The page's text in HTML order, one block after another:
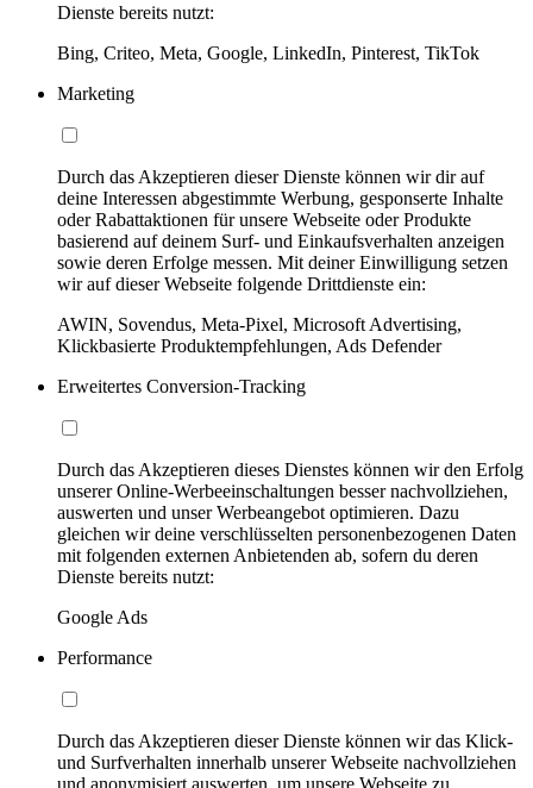
Dienste bereits nutzt:
Bing, Criteo, Meta, Google, LinkedIn, Pinterest, TikTok
Marketing
Durch das Akzeptieren dieser Dienste können wir dir auf
deine Interessen abgestimmte Werbung, gesponserte Inhalte
oder Rabattaktionen für unsere Webseite oder Produkte
basierend auf deinem Surf- und Einkaufsverhalten anzeigen
sowie deren Erfolge messen. Mit deiner Einwilligung setzen
wir auf dieser Webseite folgende Drittdienste ein:
AWIN, Sovendus, Meta-Pixel, Microsoft Advertising,
Klickbasierte Produktempfehlungen, Ads Defender
Erweitertes Conversion-Tracking
Durch das Akzeptieren dieses Dienstes können wir den Erfolg
unserer Online-Werbeeinschaltungen besser nachvollziehen,
auswerten und unser Werbeangebot optimieren. Dazu
gleichen wir deine verschlüsselten personenbezogenen Daten
mit folgenden externen Anbietenden ab, sofern du deren
Dienste bereits nutzt:
Google Ads
Performance
Durch das Akzeptieren dieser Dienste können wir das Klick-
und Surfverhalten innerhalb unserer Webseite nachvollziehen
und anonymisiert auswerten, um unsere Webseite zu